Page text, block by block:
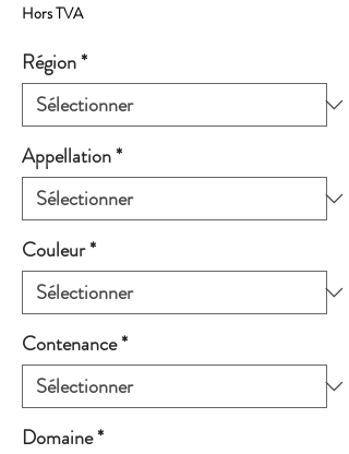
Hors TVA
Région*
Appellation*
Couleur*
Contenance*
Domaine*